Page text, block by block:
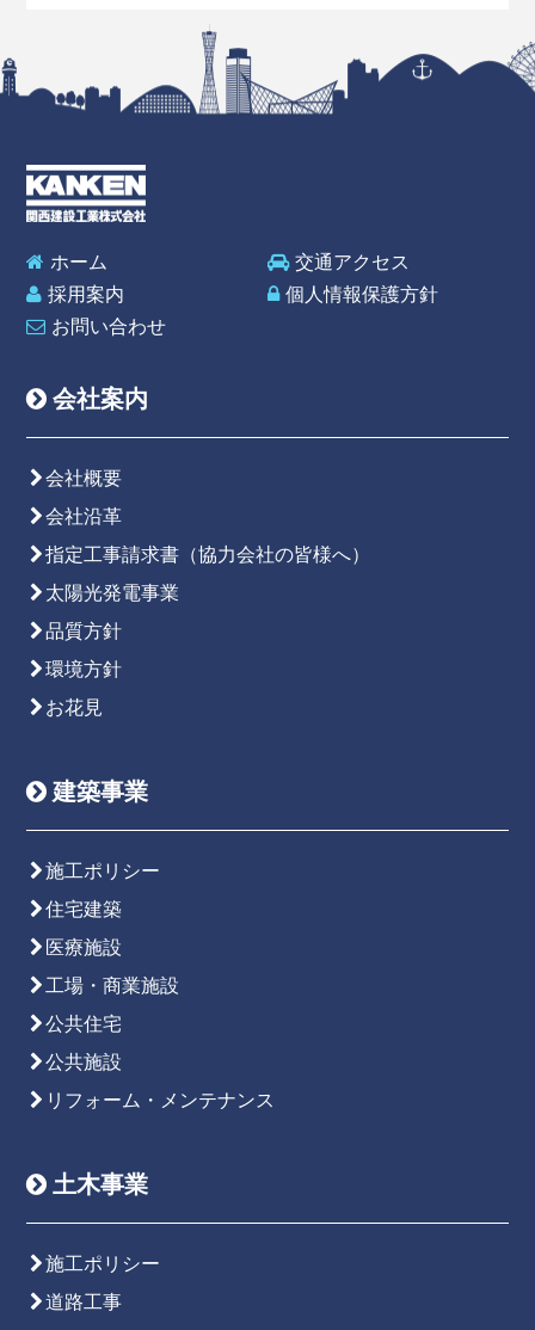
ホーム
交通アクセス
採用案内
個人情報保護方針
お問い合わせ
会社案内
会社概要
会社沿革
指定工事請求書（協力会社の皆様へ）
太陽光発電事業
品質方針
環境方針
お花見
建築事業
施工ポリシー
住宅建築
医療施設
工場・商業施設
公共住宅
公共施設
リフォーム・メンテナンス
土木事業
施工ポリシー
道路工事